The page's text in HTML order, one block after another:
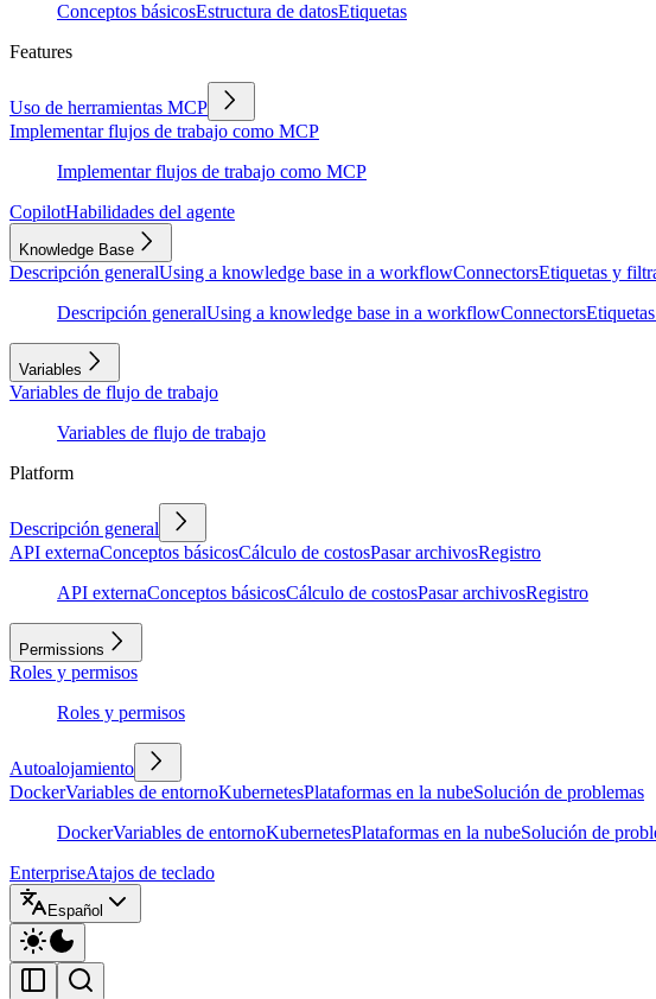
Conceptos básicosEstructura de datosEtiquetas
Features
Uso de herramientas MCP
Implementar flujos de trabajo como MCP
Implementar flujos de trabajo como MCP
CopilotHabilidades del agente
Knowledge Base
Descripción generalUsing a knowledge base in a workflowConnectorsEtiquetas y
Descripción generalUsing a knowledge base in a workflowConnectors
Variables
Variables de flujo de trabajo
Variables de flujo de trabajo
Platform
Descripción general
API externaConceptos básicosCálculo de costosPasar archivosRegistro
API externaConceptos básicosCálculo de costosPasar archivosRegistro
Permissions
Roles y permisos
Roles y permisos
Autoalojamiento
DockerVariables de entornoKubernetesPlataformas en la nubeSolución de problemas
DockerVariables de entornoKubernetesPlataformas en la nubeSolución de
EnterpriseAtajos de teclado
Español